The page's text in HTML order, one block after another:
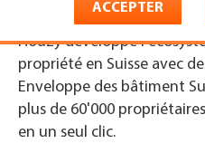
ACCEPTER
Houzy développe
propriété en Suisse avec
Enveloppe des bâtiment
plus de 60'000
en un seul clic.